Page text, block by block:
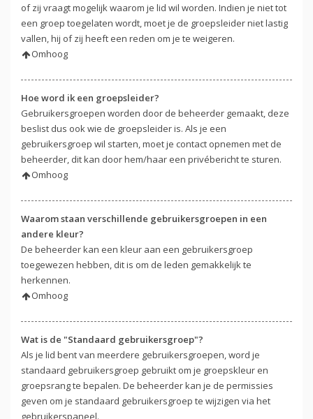
of zij vraagt mogelijk waarom je lid wil worden. Indien je niet tot
een groep toegelaten wordt, moet je de groepsleider niet lastig
vallen, hij of zij heeft een reden om je te weigeren.
Omhoog
Hoe word ik een groepsleider?
Gebruikersgroepen worden door de beheerder gemaakt, deze
beslist dus ook wie de groepsleider is. Als je een
gebruikersgroep wil starten, moet je contact opnemen met de
beheerder, dit kan door hem/haar een privébericht te sturen.
Omhoog
Waarom staan verschillende gebruikersgroepen in een
andere kleur?
De beheerder kan een kleur aan een gebruikersgroep
toegewezen hebben, dit is om de leden gemakkelijk te
herkennen.
Omhoog
Wat is de "Standaard gebruikersgroep"?
Als je lid bent van meerdere gebruikersgroepen, word je
standaard gebruikersgroep gebruikt om je groepskleur en
groepsrang te bepalen. De beheerder kan je de permissies
geven om je standaard gebruikersgroep te wijzigen via het
gebruikerspaneel.